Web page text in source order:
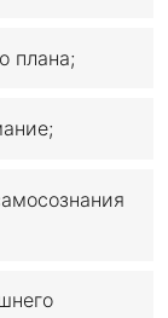
плана;